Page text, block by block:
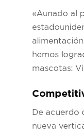
«Aunado al
hemos
mascotas:
De acuerdo
nueva